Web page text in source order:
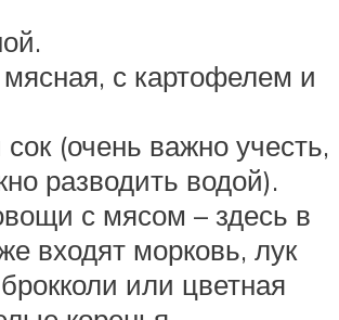
с картофелем и
(очень важно учесть,
разводить водой).
с мясом – здесь в
входят морковь, лук
или цветная